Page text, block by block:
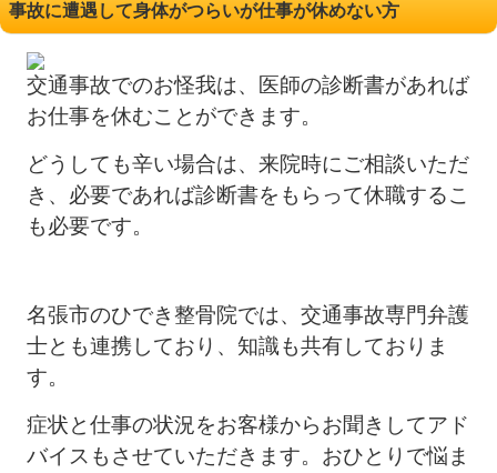
事故に遭遇して身体がつらいが仕事が休めない方
交通事故でのお怪我は、医師の診断書があれば
お仕事を休むことができます。
どうしても辛い場合は、来院時にご相談いただ
き、必要であれば診断書をもらって休職するこ
も必要です。
名張市のひでき整骨院では、交通事故専門弁護
士とも連携しており、知識も共有しておりま
す。
症状と仕事の状況をお客様からお聞きしてアド
バイスもさせていただきます。おひとりで悩ま